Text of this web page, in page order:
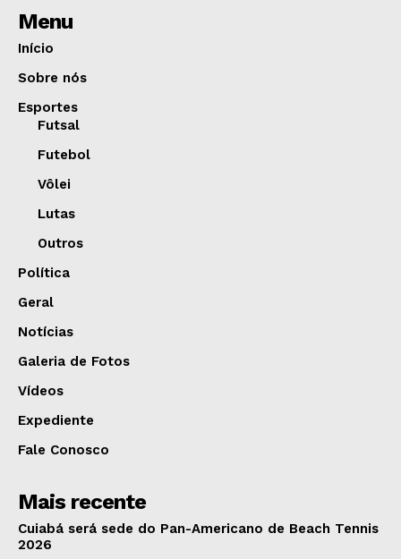
Menu
Início
Sobre nós
Esportes
Futsal
Futebol
Vôlei
Lutas
Outros
Política
Geral
Notícias
Galeria de Fotos
Vídeos
Expediente
Fale Conosco
Mais recente
Cuiabá será sede do Pan-Americano de Beach Tennis
2026